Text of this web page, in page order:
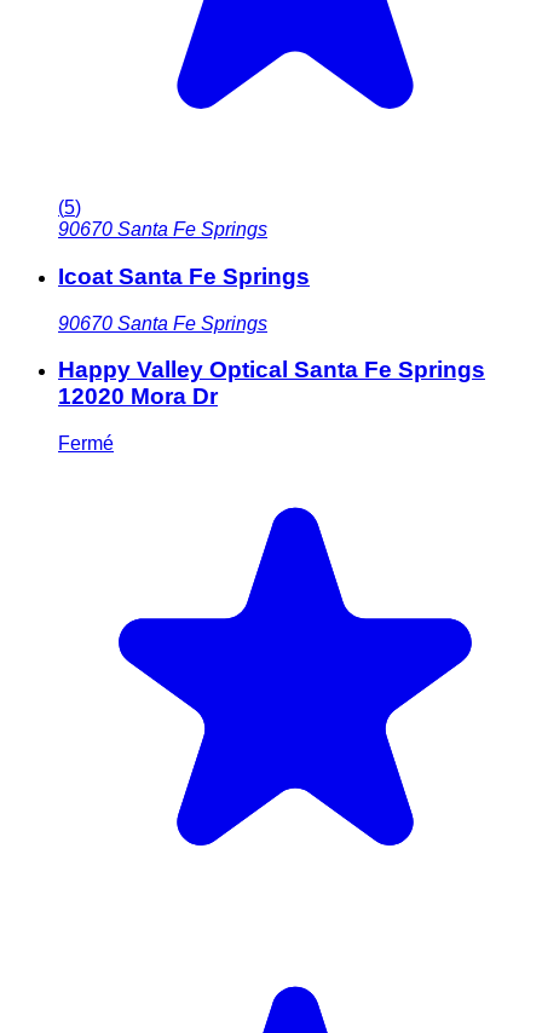
(5)
90670 Santa Fe Springs
Icoat Santa Fe Springs
90670 Santa Fe Springs
Happy Valley Optical Santa Fe Springs
12020 Mora Dr
Fermé